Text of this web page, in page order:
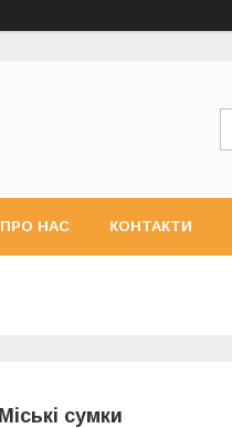
ПРО НАС КОНТАКТИ
Міські сумки